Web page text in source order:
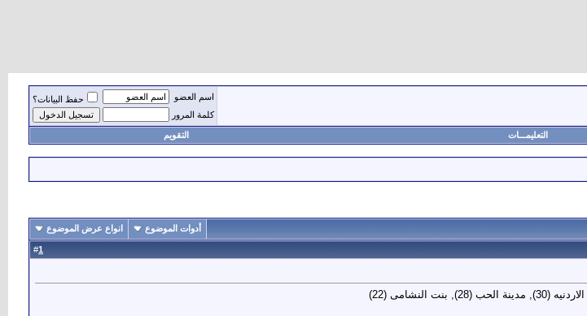
اسم العضو
حفظ البيانات؟
كلمة المرور
التعليمـــات التقويم
أدوات الموضوع انواع عرض الموضوع
1